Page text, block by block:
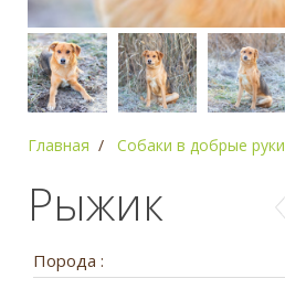
Главная Собаки в добрые руки
Рыжик
Порода :